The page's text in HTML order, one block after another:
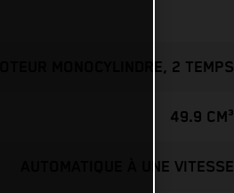
MONOCYLINDRE, 2 TEMPS
49.9 CM³
AUTOMATIQUE À UNE VITESSE